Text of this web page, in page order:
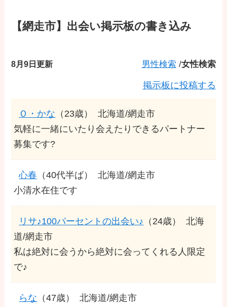
【網走市】出会い掲示板の書き込み
8月9日更新 男性検索 /女性検索
掲示板に投稿する
Ｏ・かな （23歳）
北海道/網走市
気軽に一緒にいたり会えたりできるパートナー
募集です?
心春 （40代半ば）
北海道/網走市
小清水在住です
リサ♪100パーセントの出会い♪ （24歳）
北海
道/網走市
私は絶対に会うから絶対に会ってくれる人限定
で♪
らな （47歳）
北海道/網走市